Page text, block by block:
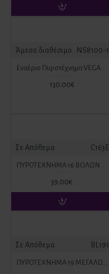
Άμεσα διαθέσιμο NS8100-1
130.00€
Σε Απόθεμα C163E
39.00€
Σε Απόθεμα BL191